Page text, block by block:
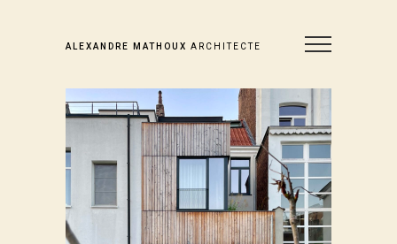
ALEXANDRE MATHOUX ARCHITECTE